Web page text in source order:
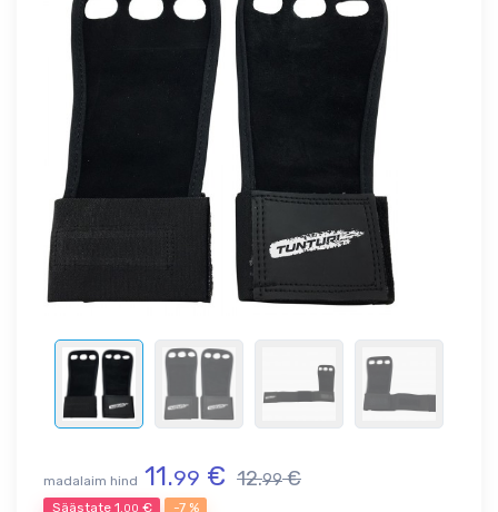
madalaim hind 11.99 € 12.99€
Säästate 1.00 € -7 %